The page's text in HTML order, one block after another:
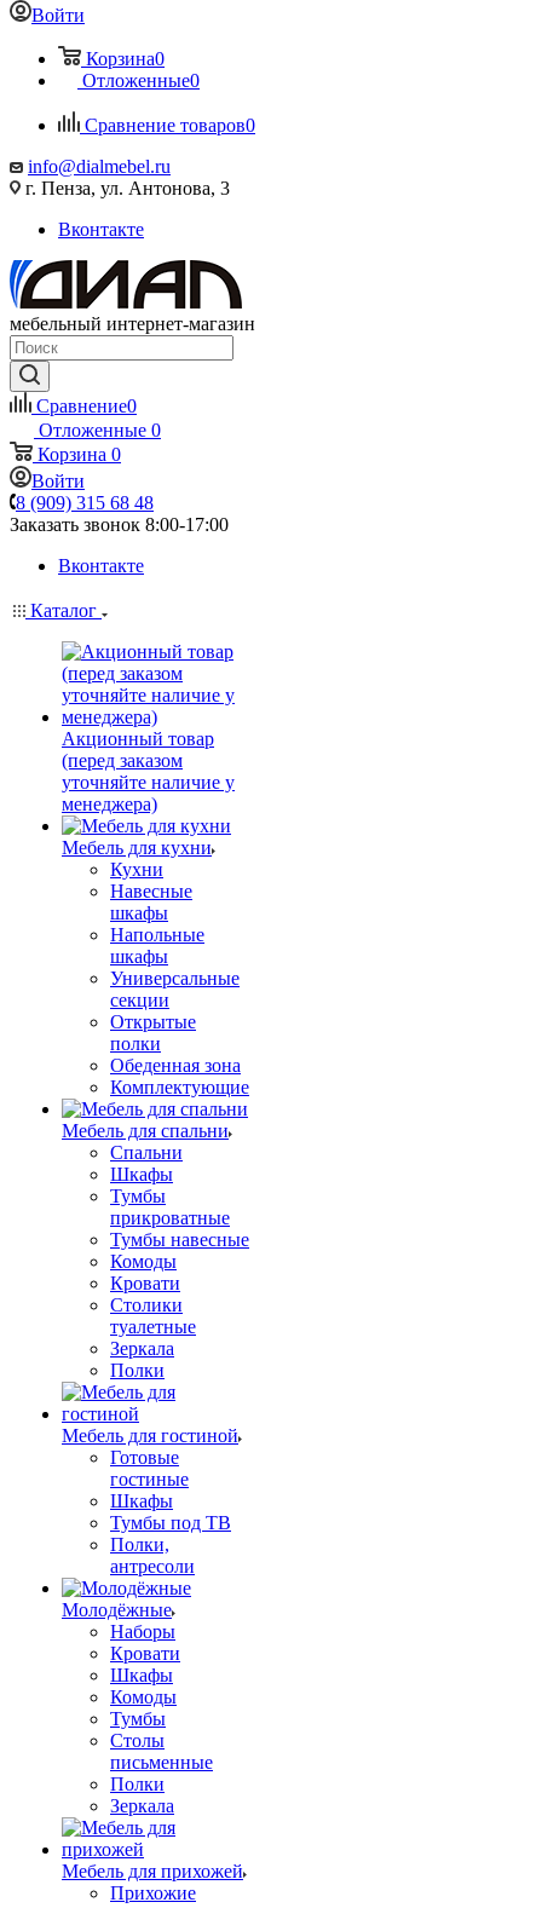
Войти
Корзина0
Отложенные0
Сравнение товаров0
info@dialmebel.ru
г. Пенза, ул. Антонова, 3
Вконтакте
мебельный интернет-магазин
Сравнение0
Отложенные 0
Корзина 0
Войти
8 (909) 315 68 48
Заказать звонок 8:00-17:00
Вконтакте
Каталог
Акционный товар
(перед заказом
уточняйте наличие у
менеджера)
Мебель для кухни
Кухни
Навесные
шкафы
Напольные
шкафы
Универсальные
секции
Открытые
полки
Обеденная зона
Комплектующие
Мебель для спальни
Спальни
Шкафы
Тумбы
прикроватные
Тумбы навесные
Комоды
Кровати
Столики
туалетные
Зеркала
Полки
Мебель для гостиной
Готовые
гостиные
Шкафы
Тумбы под ТВ
Полки,
антресоли
Молодёжные
Наборы
Кровати
Шкафы
Комоды
Тумбы
Столы
письменные
Полки
Зеркала
Мебель для прихожей
Прихожие